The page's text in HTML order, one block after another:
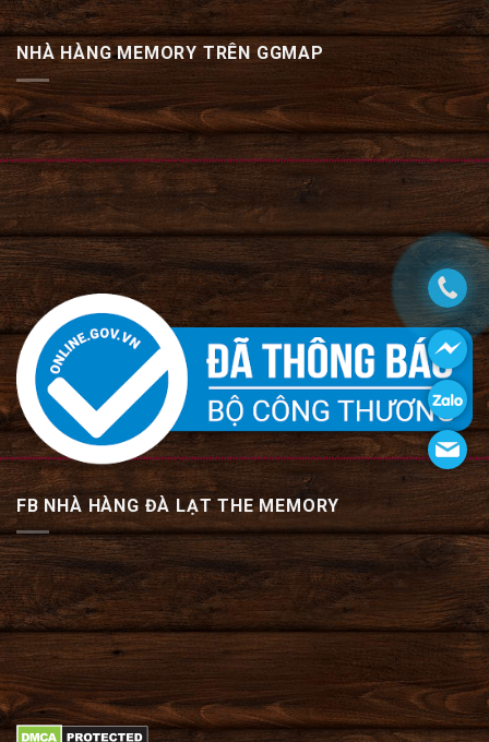
NHÀ HÀNG MEMORY TRÊN GGMAP
FB NHÀ HÀNG ĐÀ LẠT THE MEMORY